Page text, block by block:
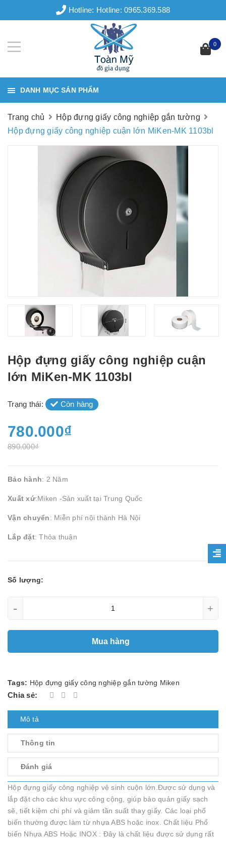
Hotline: Hotline: 0965.369.588
0
DANH MỤC SẢN PHẨM
Trang chủ
Hộp đựng giấy công nghiệp gắn tường
Hộp đựng giấy công nghiệp cuận lớn MiKen-MK 1103bl
Hộp đựng giấy công nghiệp cuận
lớn MiKen-MK 1103bl
Trạng thái: Còn hàng
780.000₫
890.000₫
Bảo hành: 2 Năm
Xuất xứ:Miken -Sản xuất tại Trung Quốc
Vận chuyển: Miễn phí nội thành Hà Nội
Lắp đặt: Thỏa thuận
Số lượng:
- +
Mua hàng
Tags: Hộp đựng giấy công nghiệp gắn tường Miken
Chia sẻ:
Mô tả
Thông tin
Đánh giá
Hộp đựng giấy công nghiệp vệ sinh cuộn lớn.Được sử dụng và
lắp đặt cho các khu vực công cộng, giúp bảo quản giấy sạch
sẽ, tiết kiệm chi phí và giảm tần suất thay giấy. Các loại phổ
biến thường được làm từ nhựa ABS hoặc inox. Chất liệu Phổ
biến Nhựa ABS Hoặc INOX : Đây là chất liệu được sử dụng rất